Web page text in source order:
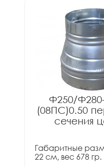
Ф250/
(08ПС)0.50
сечения
Габаритные
22 см, вес 678 гр.